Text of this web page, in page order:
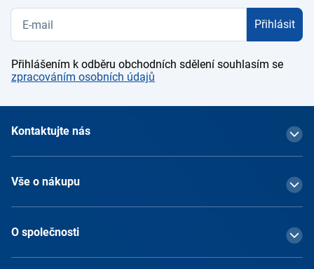
Přihlásit
Přihlášením k odběru obchodních sdělení souhlasím se
zpracováním osobních údajů
Kontaktujte nás
Vše o nákupu
O společnosti